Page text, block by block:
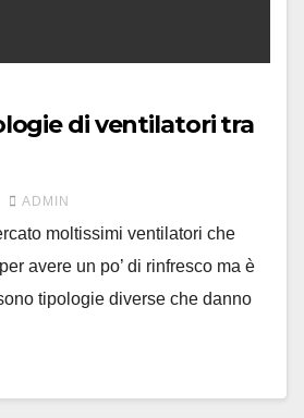
di ventilatori tra
ADMIN
moltissimi ventilatori che
avere un po’ di rinfresco ma è
tipologie diverse che danno